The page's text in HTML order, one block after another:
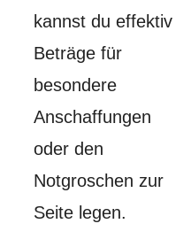
kannst du effektiv
Beträge für
besondere
Anschaffungen
oder den
Notgroschen zur
Seite legen.